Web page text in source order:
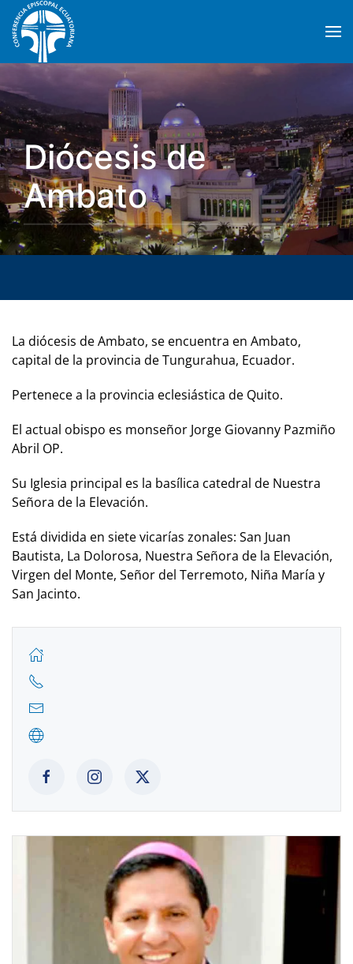
Skip to main content
Diócesis de
Ambato
La diócesis de Ambato, se encuentra en Ambato,
capital de la provincia de Tungurahua, Ecuador.
Pertenece a la provincia eclesiástica de Quito.
El actual obispo es monseñor Jorge Giovanny Pazmiño
Abril OP.
Su Iglesia principal es la basílica catedral de Nuestra
Señora de la Elevación.
Está dividida en siete vicarías zonales: San Juan
Bautista, La Dolorosa, Nuestra Señora de la Elevación,
Virgen del Monte, Señor del Terremoto, Niña María y
San Jacinto.